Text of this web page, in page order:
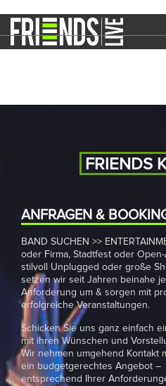
REFERENZEN
DOWNLOADS
KONTAKT
IMPRESSUM
Faschings-Ball
FRIENDS
ANFRAGEN &
BAND SUCHEN >>
oder Firma, Stadtfest oder Open-
stilvoll Unplugged oder große
setzen wir seit Jahren beinahe
Anforderung um & sorgen mit
erfolgreiche Veranstaltungen.
Schicken Sie uns ganz einfach
mit ihren Wünschen und
Wir nehmen umgehend Kontakt
ein budgetgerechtes Angebot –
entsprechend Ihrer